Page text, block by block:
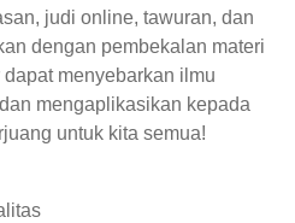
judi online, tawuran, dan
dengan pembekalan materi
menyebarkan ilmu
mengaplikasikan kepada
untuk kita semua!